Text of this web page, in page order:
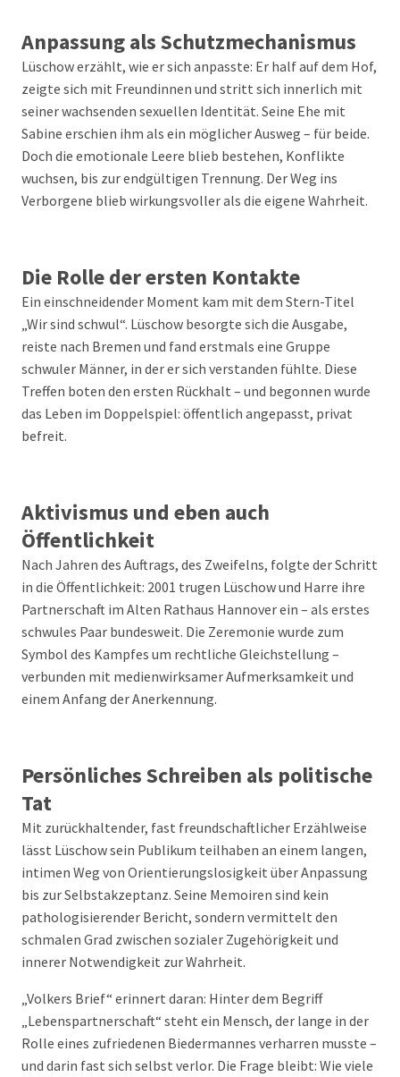
Anpassung als Schutzmechanismus
Lüschow erzählt, wie er sich anpasste: Er half auf dem Hof,
zeigte sich mit Freundinnen und stritt sich innerlich mit
seiner wachsenden sexuellen Identität. Seine Ehe mit
Sabine erschien ihm als ein möglicher Ausweg – für beide.
Doch die emotionale Leere blieb bestehen, Konflikte
wuchsen, bis zur endgültigen Trennung. Der Weg ins
Verborgene blieb wirkungsvoller als die eigene Wahrheit.
Die Rolle der ersten Kontakte
Ein einschneidender Moment kam mit dem Stern-Titel
„Wir sind schwul“. Lüschow besorgte sich die Ausgabe,
reiste nach Bremen und fand erstmals eine Gruppe
schwuler Männer, in der er sich verstanden fühlte. Diese
Treffen boten den ersten Rückhalt – und begonnen wurde
das Leben im Doppelspiel: öffentlich angepasst, privat
befreit.
Aktivismus und eben auch
Öffentlichkeit
Nach Jahren des Auftrags, des Zweifelns, folgte der Schritt
in die Öffentlichkeit: 2001 trugen Lüschow und Harre ihre
Partnerschaft im Alten Rathaus Hannover ein – als erstes
schwules Paar bundesweit. Die Zeremonie wurde zum
Symbol des Kampfes um rechtliche Gleichstellung –
verbunden mit medienwirksamer Aufmerksamkeit und
einem Anfang der Anerkennung.
Persönliches Schreiben als politische
Tat
Mit zurückhaltender, fast freundschaftlicher Erzählweise
lässt Lüschow sein Publikum teilhaben an einem langen,
intimen Weg von Orientierungslosigkeit über Anpassung
bis zur Selbstakzeptanz. Seine Memoiren sind kein
pathologisierender Bericht, sondern vermittelt den
schmalen Grad zwischen sozialer Zugehörigkeit und
innerer Notwendigkeit zur Wahrheit.
„Volkers Brief“ erinnert daran: Hinter dem Begriff
„Lebenspartnerschaft“ steht ein Mensch, der lange in der
Rolle eines zufriedenen Biedermannes verharren musste –
und darin fast sich selbst verlor. Die Frage bleibt: Wie viele